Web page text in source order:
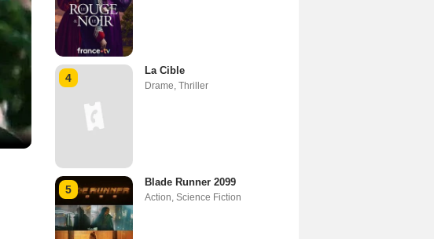
4
La Cible
Drame Thriller
5
Blade Runner 2099
Action Science Fiction